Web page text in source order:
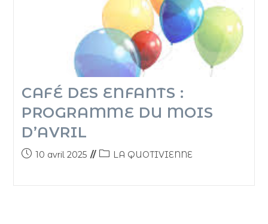
CAFÉ DES ENFANTS :
PROGRAMME DU MOIS
D’AVRIL
10 avril 2025 LA QUOTIVIENNE